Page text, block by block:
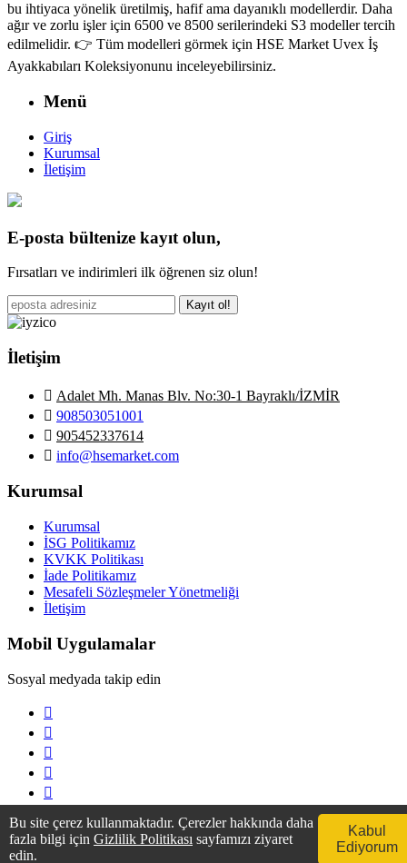
bu ihtiyaca yönelik üretilmiş, hafif ama dayanıklı modellerdir. Daha
ağır ve zorlu işler için 6500 ve 8500 serilerindeki S3 modeller tercih
edilmelidir. 👉 Tüm modelleri görmek için HSE Market Uvex İş
Ayakkabıları Koleksiyonunu inceleyebilirsiniz.
Menü
Giriş
Kurumsal
İletişim
E-posta bültenize kayıt olun,
Fırsatları ve indirimleri ilk öğrenen siz olun!
Kayıt ol!
İletişim
Adalet Mh. Manas Blv. No:30-1 Bayraklı/İZMİR
908503051001
905452337614
info@hsemarket.com
Kurumsal
Kurumsal
İSG Politikamız
KVKK Politikası
İade Politikamız
Mesafeli Sözleşmeler Yönetmeliği
İletişim
Mobil Uygulamalar
Sosyal medyada takip edin
Bu site çerez kullanmaktadır. Çerezler hakkında daha
fazla bilgi için Gizlilik Politikası sayfamızı ziyaret
edin.
Kabul
Ediyorum